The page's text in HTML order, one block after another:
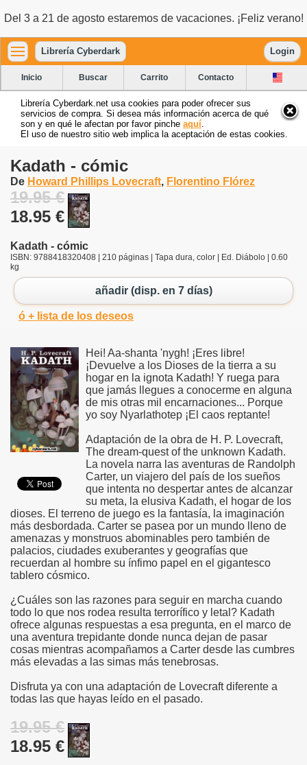
Del 3 a 21 de agosto estaremos de vacaciones. ¡Feliz verano!
Librería Cyberdark Login
Inicio Buscar Carrito Contacto
Librería Cyberdark.net usa cookies para poder ofrecer sus
servicios de compra. Si desea más información acerca de qué
son y en qué le afectan por favor pinche aquí
El uso de nuestro sitio web implica la aceptación de estas cookies.
Kadath - cómic
De Howard Phillips Lovecraft, Florentino Flórez
19.95 €
18.95 €
Kadath - cómic
ISBN: 9788418320408 | 210 páginas | Tapa dura, color | Ed. Diábolo | 0.60
kg
añadir (disp. en 7 días)
ó + lista de los deseos
Hei! Aa-shanta 'nygh! ¡Eres libre!
¡Devuelve a los Dioses de la tierra a su
hogar en la ignota Kadath! Y ruega para
que jamás llegues a conocerme en alguna
de mis otras mil encarnaciones... Porque
yo soy Nyarlathotep ¡El caos reptante!
Adaptación de la obra de H. P. Lovecraft,
The dream-quest of the unknown Kadath.
La novela narra las aventuras de Randolph
Carter, un viajero del país de los sueños
que intenta no despertar antes de alcanzar
su meta, la elusiva Kadath, el hogar de los
dioses. El terreno de juego es la fantasía, la imaginación
más desbordada. Carter se pasea por un mundo lleno de
amenazas y monstruos abominables pero también de
palacios, ciudades exuberantes y geografías que
recuerdan al hombre su ínfimo papel en el gigantesco
tablero cósmico.
¿Cuáles son las razones para seguir en marcha cuando
todo lo que nos rodea resulta terrorífico y letal? Kadath
ofrece algunas respuestas a esa pregunta, en el marco de
una aventura trepidante donde nunca dejan de pasar
cosas mientras acompañamos a Carter desde las cumbres
más elevadas a las simas más tenebrosas.
Disfruta ya con una adaptación de Lovecraft diferente a
todas las que hayas leído en el pasado.
19.95 €
18.95 €